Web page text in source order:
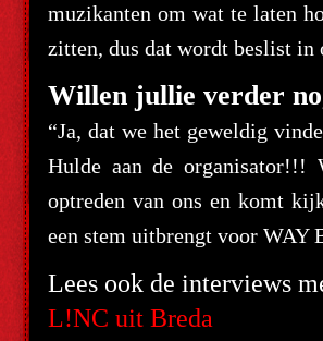
muzikanten om wat te laten
zitten, dus dat wordt beslist in
Willen jullie verder
“Ja, dat we het geweldig
Hulde aan de organisator!!!
optreden van ons en komt
een stem uitbrengt voor WAY
Lees ook de interviews
L!NC uit Breda